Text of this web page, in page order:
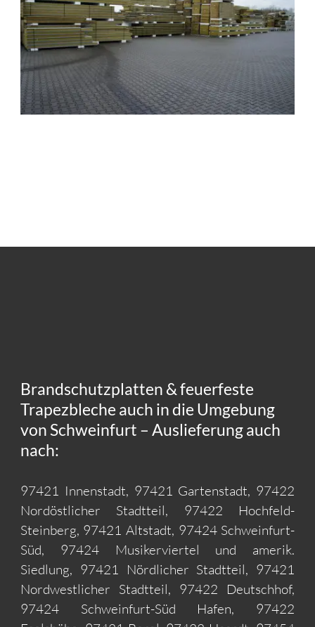
Brandschutzplatten & feuerfeste
Trapezbleche auch in die Umgebung
von Schweinfurt – Auslieferung auch
nach:
97421 Innenstadt, 97421 Gartenstadt, 97422
Nordöstlicher Stadtteil, 97422 Hochfeld-
Steinberg, 97421 Altstadt, 97424 Schweinfurt-
Süd, 97424 Musikerviertel und amerik.
Siedlung, 97421 Nördlicher Stadtteil, 97421
Nordwestlicher Stadtteil, 97422 Deutschhof,
97424 Schweinfurt-Süd Hafen, 97422